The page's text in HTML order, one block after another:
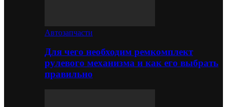
Автозапчасти
Для чего необходим ремкомплект
рулевого механизма и как его выбрать
правильно